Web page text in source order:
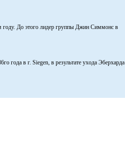
году. До этого лидер группы Джин Симмонс в
года в г. Siegen, в результате ухода Эберхарда